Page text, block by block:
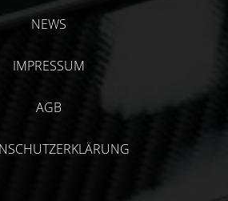
NEWS
IMPRESSUM
AGB